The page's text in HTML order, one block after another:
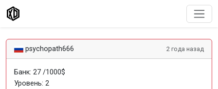
psychopath666 2 года назад
Банк: 27 /1000$
Уровень: 2